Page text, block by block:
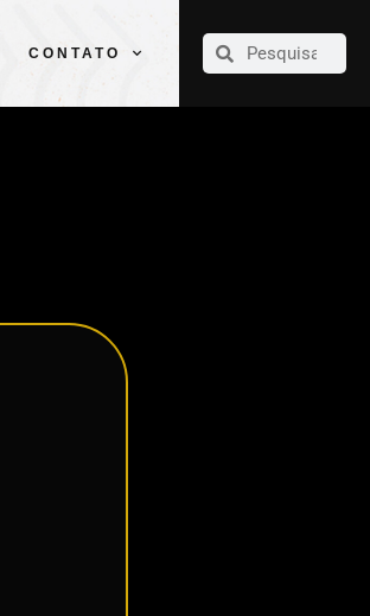
CONTATO